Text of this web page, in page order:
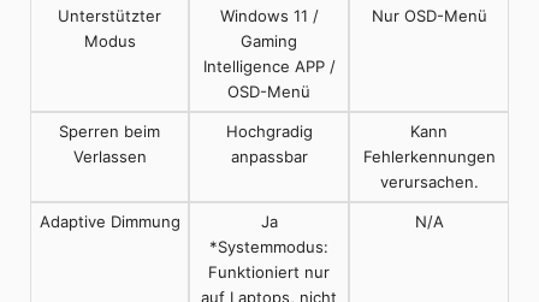
Unterstützter
Modus
Windows 11 /
Gaming
Intelligence APP /
OSD-Menü
Nur OSD-Menü
Sperren beim
Verlassen
Hochgradig
anpassbar
Kann
Fehlerkennungen
verursachen.
Adaptive Dimmung
Ja
*Systemmodus:
Funktioniert nur
auf Laptops, nicht
N/A